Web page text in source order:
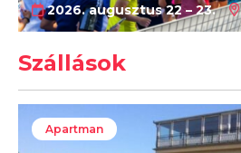
2026. augusztus 22 – 23.
Szállások
Apartman